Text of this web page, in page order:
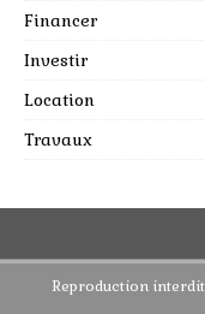
Financer
Investir
Location
Travaux
Reproduction